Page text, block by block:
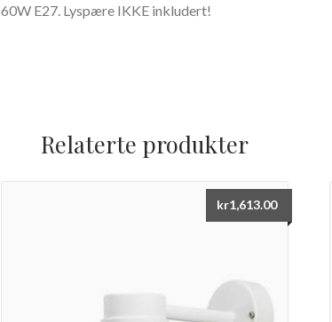
60W E27. Lyspære IKKE inkludert!
Relaterte produkter
kr1,613.00